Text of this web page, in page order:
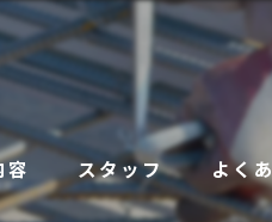
容 スタッフ よく